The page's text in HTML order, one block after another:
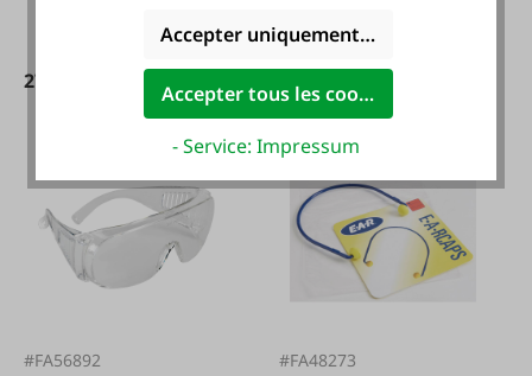
27,90 €*
#FA56892 #FA48273
Accepter uniquement les cookies
Accepter tous les cookies
- Service: Impressum